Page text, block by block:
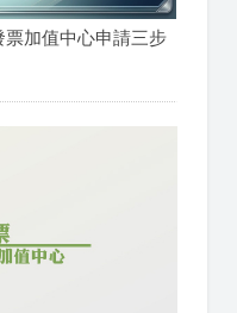
加值中心申請三步